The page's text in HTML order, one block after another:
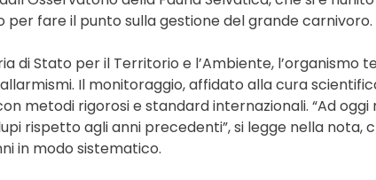
fare il punto sulla gestione del grande carnivoro.
di Stato per il Territorio e l’Ambiente, l’organismo
Il monitoraggio, affidato alla cura
metodi rigorosi e standard internazionali. “Ad oggi
rispetto agli anni precedenti”, si legge nella nota,
in modo sistematico.